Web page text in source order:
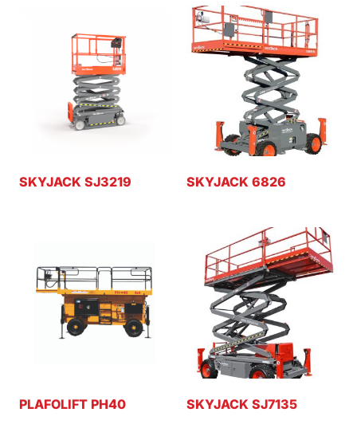
SKYJACK SJ3219 SKYJACK 6826
PLAFOLIFT PH40 SKYJACK SJ7135